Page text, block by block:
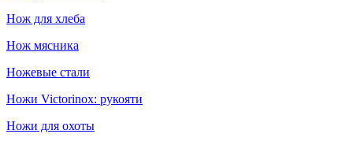
Нож для хлеба
Нож мясника
Ножевые стали
Ножи Victorinox: рукояти
Ножи для охоты